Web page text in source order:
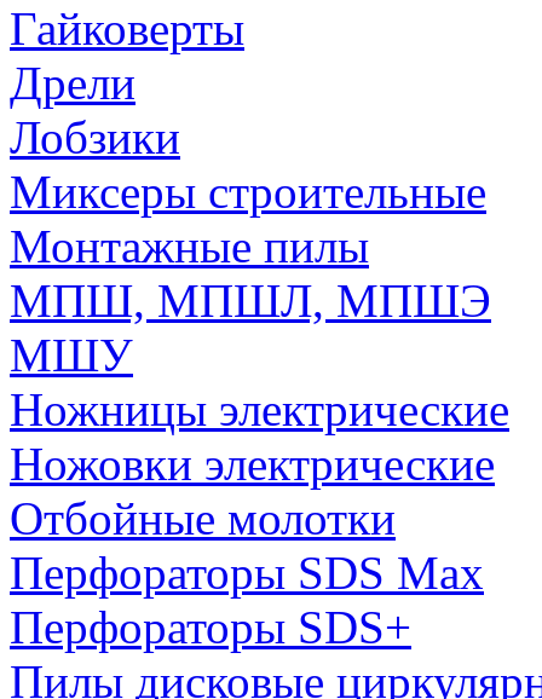
Гайковерты
Дрели
Лобзики
Миксеры строительные
Монтажные пилы
МПШ, МПШЛ, МПШЭ
МШУ
Ножницы электрические
Ножовки электрические
Отбойные молотки
Перфораторы SDS Max
Перфораторы SDS+
Пилы дисковые